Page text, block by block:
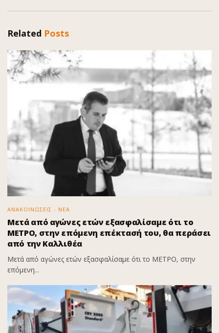
Related Posts
ΑΝΑΚΟΙΝΩΣΕΙΣ - ΝΕΑ
Μετά από αγώνες ετών εξασφαλίσαμε ότι το
ΜΕΤΡΟ, στην επόμενη επέκτασή του, θα περάσει
από την Καλλιθέα
Μετά από αγώνες ετών εξασφαλίσαμε ότι το ΜΕΤΡΟ, στην
επόμενη...